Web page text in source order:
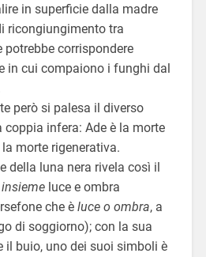
in superficie dalla madre
ricongiungimento tra
potrebbe corrispondere
in cui compaiono i funghi dal
però si palesa il diverso
coppia infera: Ade è la morte
morte rigenerativa.
della luna nera rivela così il
insiemeluce e ombra
che è luce o ombra, a
di soggiorno); con la sua
il buio, uno dei suoi simboli è